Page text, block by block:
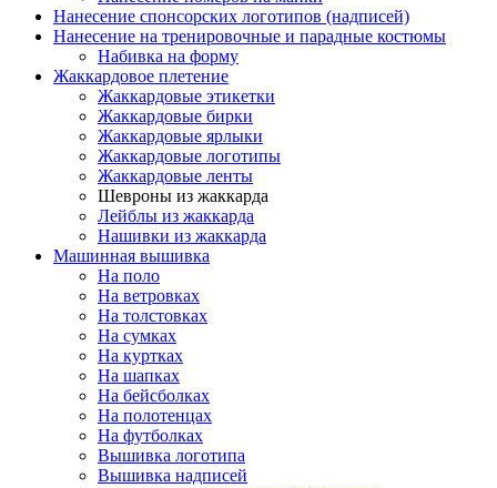
Нанесение спонсорских логотипов (надписей)
Нанесение на тренировочные и парадные костюмы
Набивка на форму
Жаккардовое плетение
Жаккардовые этикетки
Жаккардовые бирки
Жаккардовые ярлыки
Жаккардовые логотипы
Жаккардовые ленты
Шевроны из жаккарда
Лейблы из жаккарда
Нашивки из жаккарда
Машинная вышивка
На поло
На ветровках
На толстовках
На сумках
На куртках
На шапках
На бейсболках
На полотенцах
На футболках
Вышивка логотипа
Вышивка надписей